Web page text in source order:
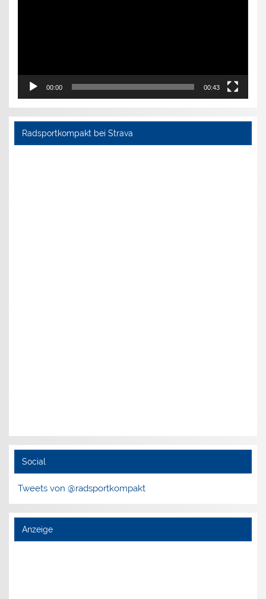
00:00 00:43
Radsportkompakt bei Strava
Social
Tweets von @radsportkompakt
Anzeige